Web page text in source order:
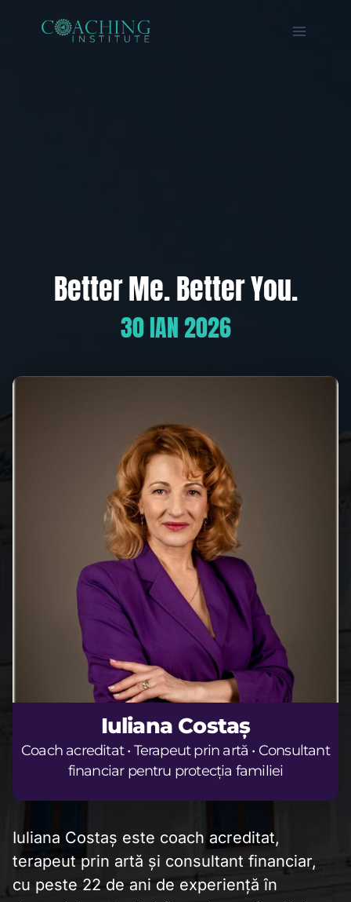
Better Me. Better You.
30 IAN 2026
Iuliana Costaș
Coach acreditat • Terapeut prin artă • Consultant
financiar pentru protecția familiei
Iuliana Costaș este coach acreditat,
terapeut prin artă și consultant financiar,
cu peste 22 de ani de experiență în